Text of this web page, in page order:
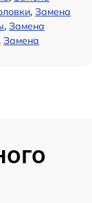
, Замена
, Замена
Замена